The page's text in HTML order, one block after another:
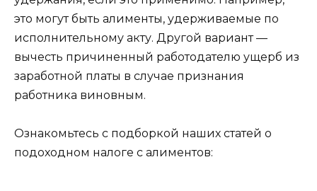
это могут быть алименты, удерживаемые по
исполнительному акту. Другой вариант —
вычесть причиненный работодателю ущерб из
заработной платы в случае признания
работника виновным.
Ознакомьтесь с подборкой наших статей о
подоходном налоге с алиментов: